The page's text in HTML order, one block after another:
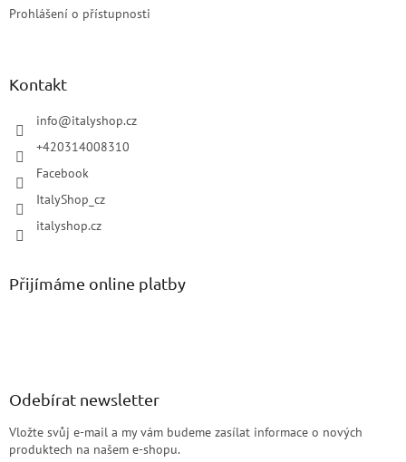
Prohlášení o přístupnosti
Kontakt
info@italyshop.cz
+420314008310
Facebook
ItalyShop_cz
italyshop.cz
Přijímáme online platby
Odebírat newsletter
Vložte svůj e-mail a my vám budeme zasílat informace o nových
produktech na našem e-shopu.